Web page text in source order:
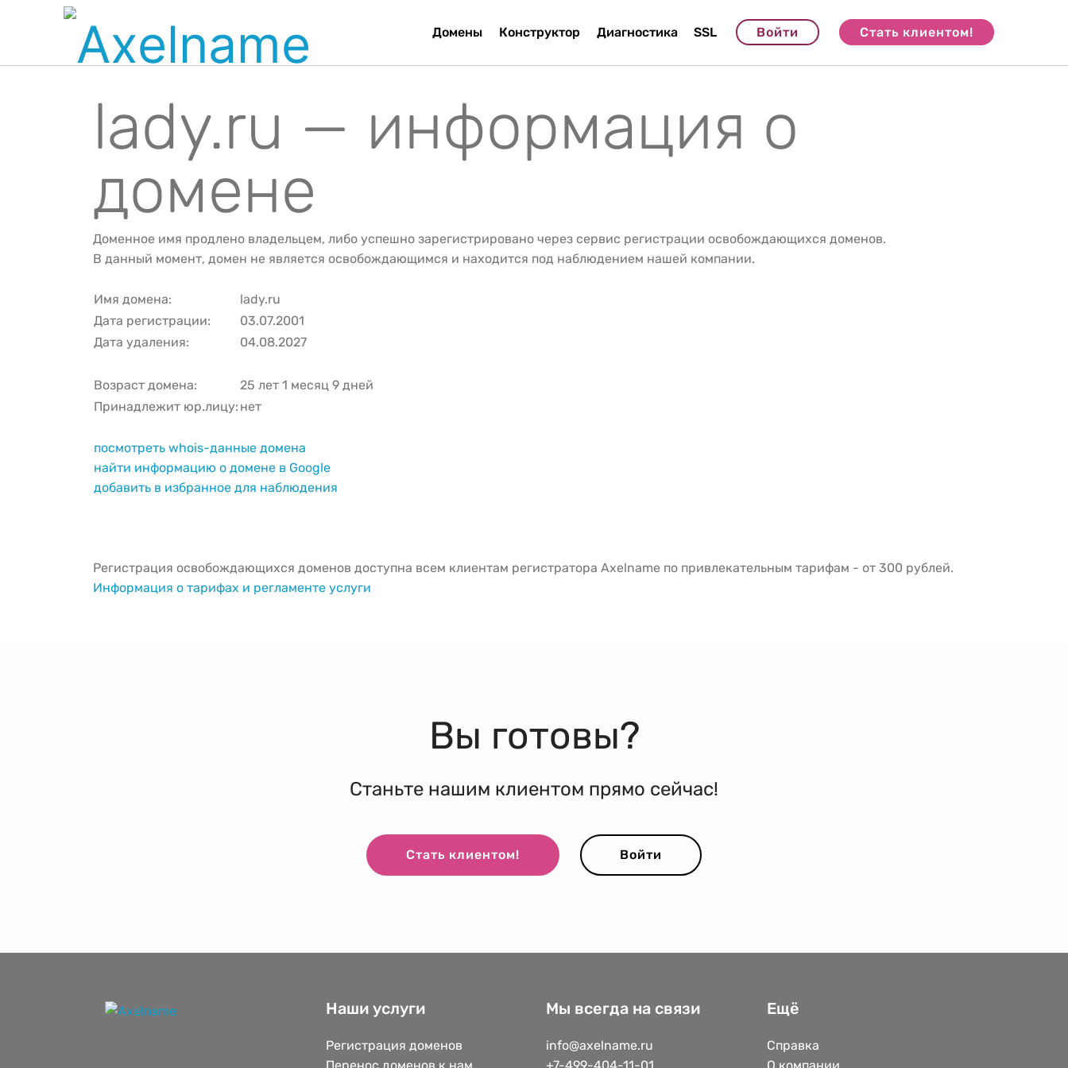
Домены Конструктор Диагностика SSL Войти Стать клиентом!
lady.ru — информация о
домене
Доменное имя продлено владельцем, либо успешно зарегистрировано через сервис регистрации освобождающихся доменов.
В данный момент, домен не является освобождающимся и находится под наблюдением нашей компании.
Имя домена:
lady.ru
Дата регистрации:
03.07.2001
Дата удаления:
04.08.2027
Возраст домена:
25 лет 1 месяц 9 дней
Принадлежит юр.лицу: нет
посмотреть whois-данные домена
найти информацию о домене в Google
добавить в избранное для наблюдения
Регистрация освобождающихся доменов доступна всем клиентам регистратора Axelname по привлекательным тарифам - от 300 рублей.
Информация о тарифах и регламенте услуги
Вы готовы?
Станьте нашим клиентом прямо сейчас!
Стать клиентом! Войти
Наши услуги
Регистрация доменов
Мы всегда на связи
info@axelname.ru
Ещё
Справка